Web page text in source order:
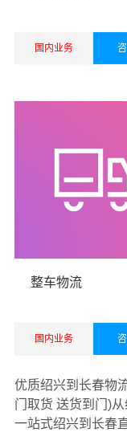
春物流的优质平
兴到长春物流公司
输服务。
乐意为您解决物
多咨询，找到合适
（上门取货 送货
到长春，一站式绍
国内业务
整车物流
国内业务
优质绍兴到长春物
门取货 送货到门)
一站式绍兴到长春